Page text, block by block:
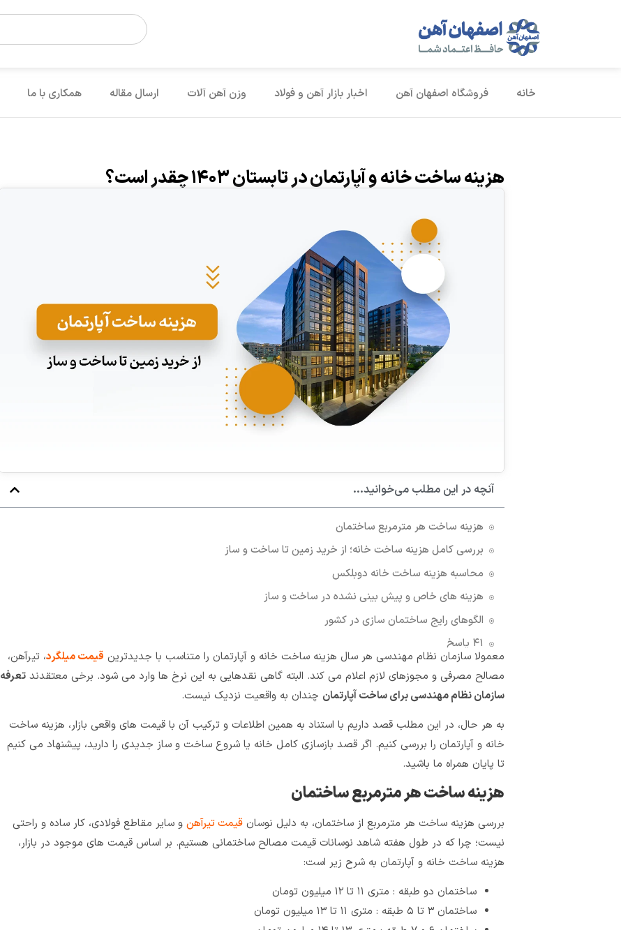
خانه فروشگاه اصفهان آهن اخبار بازار آهن و فولاد وزن آهن آلات ارسال مقاله همکاری با ما
هزینه ساخت خانه و آپارتمان در تابستان ۱۴۰۳ چقدر است؟
آنچه در این مطلب می‌خوانید...
هزینه ساخت هر مترمربع ساختمان
بررسی کامل هزینه ساخت خانه؛ از خرید زمین تا ساخت و ساز
محاسبه هزینه ساخت خانه دوبلکس
هزینه های خاص و پیش بینی نشده در ساخت و ساز
الگوهای رایج ساختمان سازی در کشور
۴۱ پاسخ
دیدگاهتان را بنویسید لغو پاسخ
معمولا سازمان نظام مهندسی هر سال هزینه ساخت خانه و آپارتمان را متناسب با جدیدترین قیمت میلگرد، تیرآهن،
مصالح مصرفی و مجوزهای لازم اعلام می کند. البته گاهی نقدهایی به این نرخ ها وارد می شود. برخی معتقدند تعرفه
سازمان نظام مهندسی برای ساخت آپارتمان چندان به واقعیت نزدیک نیست.
به هر حال، در این مطلب قصد داریم با استناد به همین اطلاعات و ترکیب آن با قیمت های واقعی بازار، هزینه ساخت
خانه و آپارتمان را بررسی کنیم. اگر قصد بازسازی کامل خانه یا شروع ساخت و ساز جدیدی را دارید، پیشنهاد می کنیم
تا پایان همراه ما باشید.
هزینه ساخت هر مترمربع ساختمان
بررسی هزینه ساخت هر مترمربع از ساختمان، به دلیل نوسان قیمت تیرآهن و سایر مقاطع فولادی، کار ساده و راحتی
نیست؛ چرا که در طول هفته شاهد نوسانات قیمت مصالح ساختمانی هستیم. بر اساس قیمت های موجود در بازار،
هزینه ساخت خانه و آپارتمان به شرح زیر است:
ساختمان ‌دو طبقه : متری ۱۱ تا ۱۲ میلیون تومان
ساختمان ‌۳ تا ۵ طبقه : متری ۱۱ تا ۱۳ میلیون تومان